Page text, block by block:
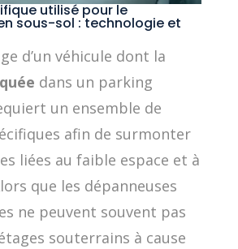
utilisé pour le
sous-sol : technologie et
d’un véhicule dont la
dans un parking
un ensemble de
afin de surmonter
liées au faible espace et à
que les dépanneuses
ne peuvent souvent pas
souterrains à cause